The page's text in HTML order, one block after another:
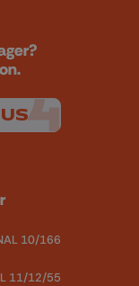
10/166
11/12/55